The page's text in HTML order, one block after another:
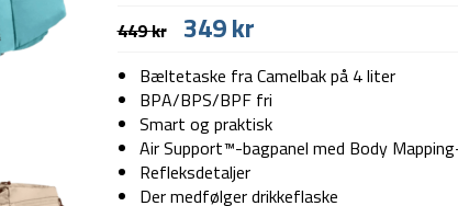
449kr Den
oprindelige
pris
var:
449 kr.
349krDen
pris
er:
349 kr.
Bæltetaske fra Camelbak på 4 liter
BPA/BPS/BPF fri
Smart og praktisk
Air Support™-bagpanel med Body
Refleksdetaljer
Der medfølger drikkeflaske